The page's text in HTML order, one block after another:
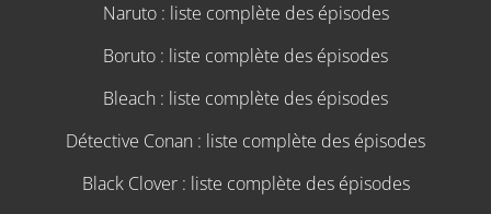
Naruto : liste complète des épisodes
Boruto : liste complète des épisodes
Bleach : liste complète des épisodes
Détective Conan : liste complète des épisodes
Black Clover : liste complète des épisodes